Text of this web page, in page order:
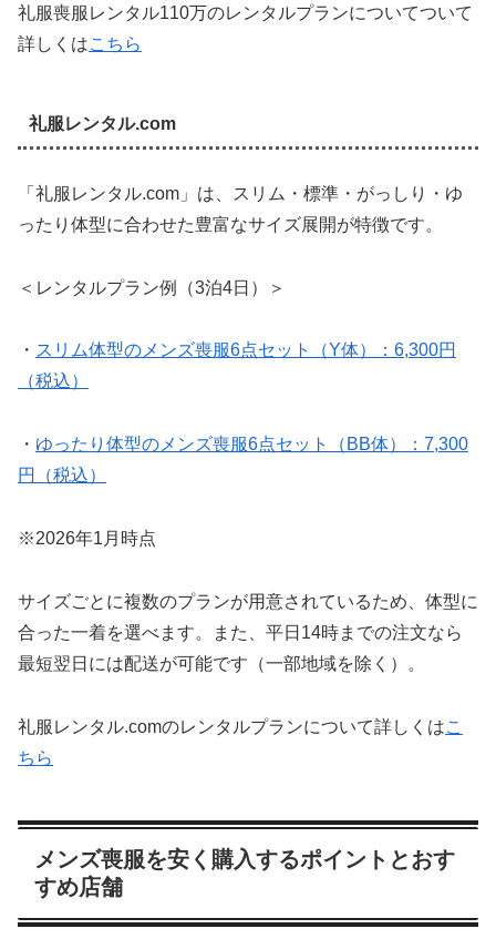
礼服喪服レンタル110万のレンタルプランについてついて
詳しくはこちら
礼服レンタル.com
「礼服レンタル.com」は、スリム・標準・がっしり・ゆ
ったり体型に合わせた豊富なサイズ展開が特徴です。
＜レンタルプラン例（3泊4日）＞
・ スリム体型のメンズ喪服6点セット（Y体）：6,300円
（税込）
・ ゆったり体型のメンズ喪服6点セット（BB体）：7,300
円（税込）
※2026年1月時点
サイズごとに複数のプランが用意されているため、体型に
合った一着を選べます。また、平日14時までの注文なら
最短翌日には配送が可能です（一部地域を除く）。
礼服レンタル.comのレンタルプランについて詳しくはこ
ちら
メンズ喪服を安く購入するポイントとおす
すめ店舗